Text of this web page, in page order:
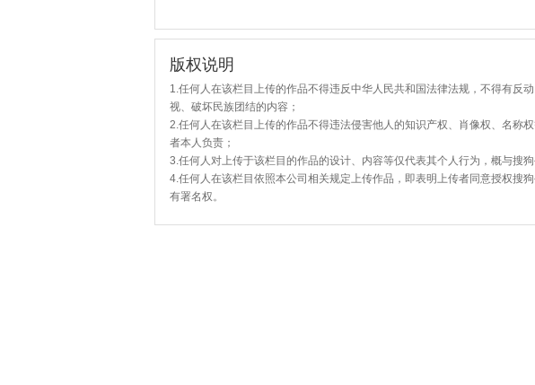
版权说明
1.任何人在该栏目上传的作品不得违反中华人民共和国法律法规，不得有反
视、破坏民族团结的内容；
2.任何人在该栏目上传的作品不得违法侵害他人的知识产权、肖像权、名称
者本人负责；
3.任何人对上传于该栏目的作品的设计、内容等仅代表其个人行为，概与搜狗
4.任何人在该栏目依照本公司相关规定上传作品，即表明上传者同意授权搜
有署名权。